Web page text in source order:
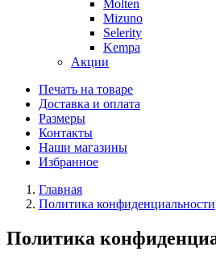
Molten
Mizuno
Selerity
Kempa
Акции
Печать на товаре
Доставка и оплата
Размеры
Контакты
Наши магазины
Избранное
Главная
Политика конфиденциальности
Политика